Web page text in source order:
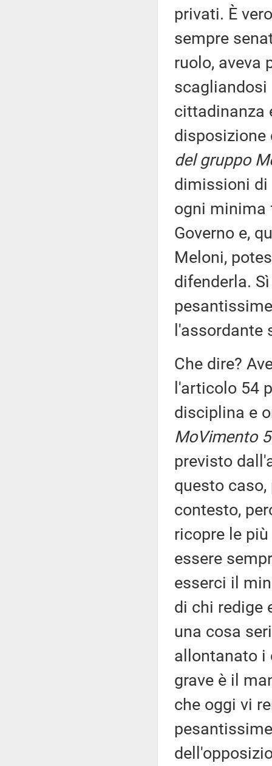
privati. È
sempre
ruolo, aveva
scagliandosi
cittadinanza
del gruppo
dimissioni di
ogni minima
Governo e,
Meloni,
difenderla.
l'assordante
Che dire?
l'articolo 54
disciplina e
MoVimento
previsto
questo
contesto,
ricopre le
essere
esserci il
di chi redige
una cosa
allontanato i
grave è il
che oggi vi